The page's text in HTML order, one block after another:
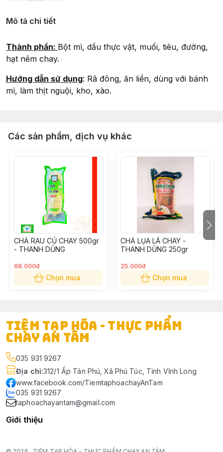
Mô tả chi tiết
Thành phần: Bột mì, dầu thực vật, muối, tiêu, đường,
hạt nêm chay.
Hướng dẫn sử dụng: Rã đông, ăn liền, dùng với bánh
mì, làm thịt nguội, kho, xào.
Các sản phẩm, dịch vụ khác
CHẢ RAU CỦ CHAY 500gr
- THANH DŨNG
68.000đ
Chọn mua
CHẢ LỤA LÁ CHAY -
THANH DŨNG 250gr
25.000đ
Chọn mua
TIỆM TẠP HÓA - THỰC PHẨM
CHAY AN TÂM
035 931 9267
Địa chỉ:312/1 Ấp Tân Phú, Xã Phú Túc, Tỉnh Vĩnh Long
www.facebook.com/TiemtaphoachayAnTam
035 931 9267
taphoachayantam@gmail.com
Giới thiệu